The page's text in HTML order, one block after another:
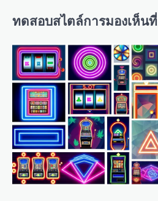
ทดสอบสไตล์การมองเห็น